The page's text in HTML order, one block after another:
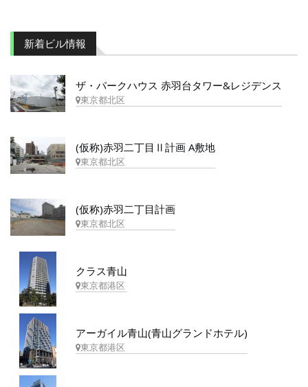
新着ビル情報
ザ・パークハウス 赤羽台タワー&レジデンス
東京都北区
(仮称)赤羽二丁目Ⅱ計画 A敷地
東京都北区
(仮称)赤羽二丁目計画
東京都北区
クラス青山
東京都港区
アーガイル青山(青山グランドホテル)
東京都港区